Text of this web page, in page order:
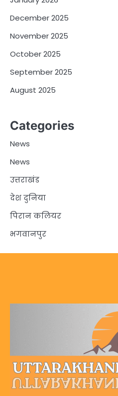
December 2025
November 2025
October 2025
September 2025
August 2025
Categories
News
News
उत्तराखंड
देश दुनिया
पिरान कलियर
भगवानपुर